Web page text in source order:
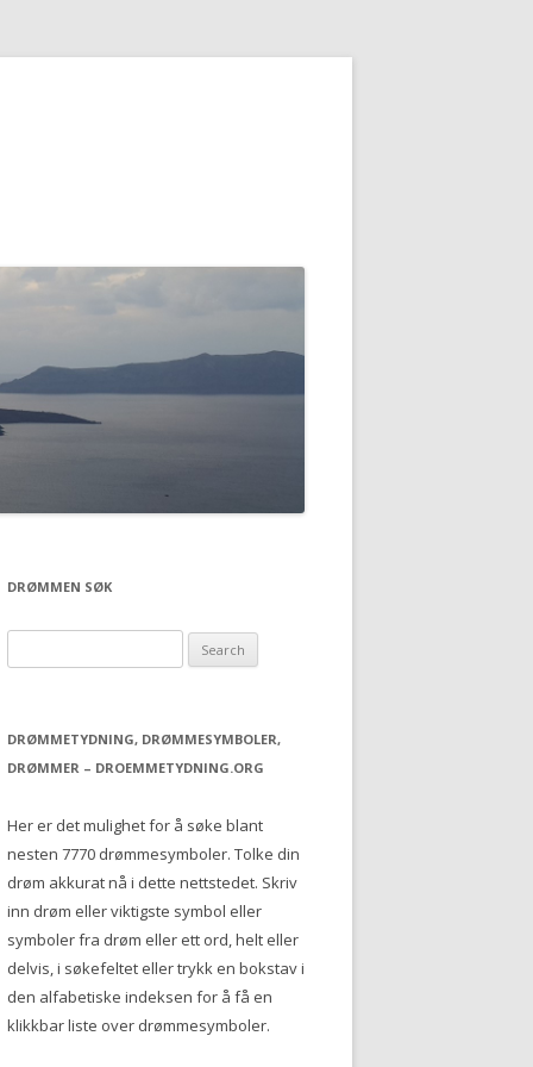
DRØMMEN SØK
e
r
c
f
:
DRØMMETYDNING, DRØMMESYMBOLER,
DRØMMER – DROEMMETYDNING.ORG
Her er det mulighet for å søke blant
nesten 7770 drømmesymboler. Tolke din
drøm akkurat nå i dette nettstedet. Skriv
inn drøm eller viktigste symbol eller
symboler fra drøm eller ett ord, helt eller
delvis, i søkefeltet eller trykk en bokstav i
den alfabetiske indeksen for å få en
klikkbar liste over drømmesymboler.